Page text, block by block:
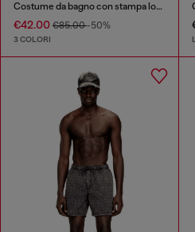
Costume da bagno con stampa logo all-over
€42.00 €85.00-50%
3 COLORI